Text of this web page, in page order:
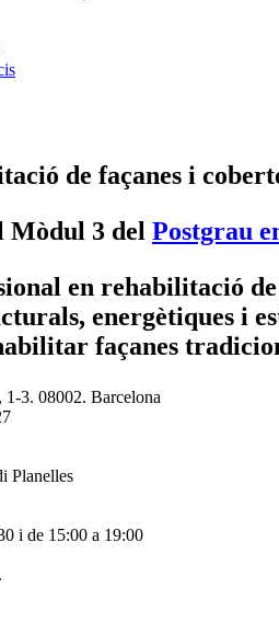
de façanes i
Mòdul 3 del Postgrau
en rehabilitació
energètiques i
façanes
1-3. 08002. Barcelona
Planelles
i de 15:00 a 19:00